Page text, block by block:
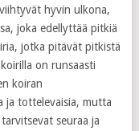
hyvin ulkona,
joka edellyttää pitkiä
jotka pitävät pitkistä
on runsaasti
koiran
ja tottelevaisia, mutta
seuraa ja